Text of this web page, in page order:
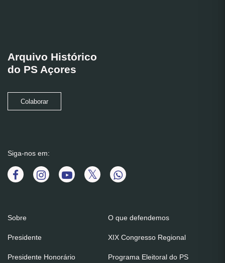
Arquivo Histórico
do PS Açores
Colaborar
Siga-nos em:
Sobre
Presidente
Presidente Honorário
O que defendemos
XIX Congresso Regional
Programa Eleitoral do PS